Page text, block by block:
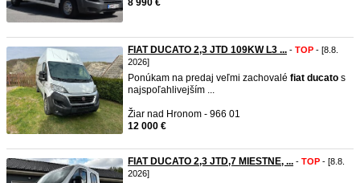
8 990 €
FIAT DUCATO 2,3 JTD 109KW L3 ... - TOP - [8.8.
2026]
Ponúkam na predaj veľmi zachovalé fiat ducato s
najspoľahlivejším ...
Žiar nad Hronom - 966 01
12 000 €
FIAT DUCATO 2,3 JTD,7 MIESTNE, ... - TOP - [8.8.
2026]